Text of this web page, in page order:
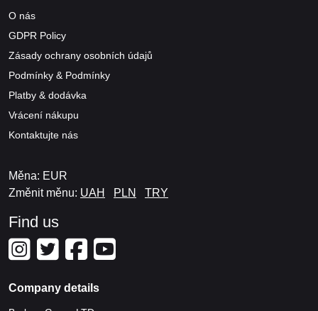
O nás
GDPR Policy
Zásady ochrany osobních údajů
Podmínky & Podmínky
Platby & dodávka
Vrácení nákupu
Kontaktujte nás
Měna: EUR
Změnit měnu: UAH PLN TRY
Find us
Company details